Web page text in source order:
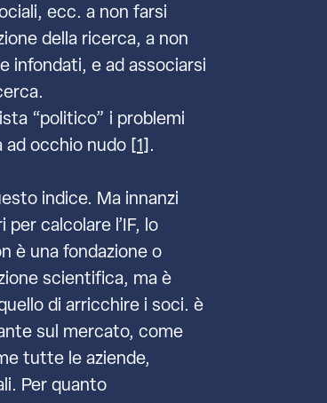
ecc. a non farsi
della ricerca, a non
infondati, e ad associarsi
“politico” i problemi
ad occhio nudo [1].
indice. Ma innanzi
calcolare l’IF, lo
è una fondazione o
scientifica, ma è
di arricchire i soci. è
sul mercato, come
tutte le aziende,
Per quanto